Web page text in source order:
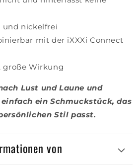
und nickelfrei
mit der iXXXi Connect
große Wirkung
Lust und Laune und
ein Schmuckstück, das
Stil passt.
von